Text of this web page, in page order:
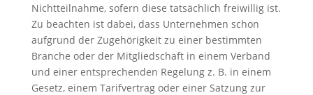
Nichtteilnahme, sofern diese tatsächlich freiwillig ist.
Zu beachten ist dabei, dass Unternehmen schon
aufgrund der Zugehörigkeit zu einer bestimmten
Branche oder der Mitgliedschaft in einem Verband
und einer entsprechenden Regelung z. B. in einem
Gesetz, einem Tarifvertrag oder einer Satzung zur